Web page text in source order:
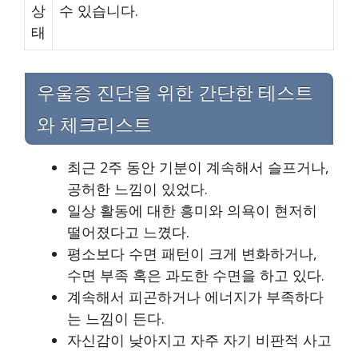
상
태
수 있습니다.
우울증 진단을 위한 간단한 테스트
와 체크리스트
최근 2주 동안 기분이 계속해서 슬프거나,
공허한 느낌이 있었다.
일상 활동에 대한 흥미와 의욕이 현저히
떨어졌다고 느꼈다.
평소보다 수면 패턴이 크게 변화하거나,
수면 부족 혹은 과도한 수면을 하고 있다.
계속해서 피곤하거나 에너지가 부족하다
는 느낌이 든다.
자신감이 낮아지고 자주 자기 비판적 사고